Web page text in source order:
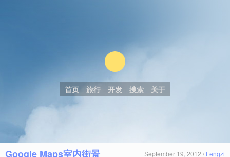
首页 旅行 开发 搜索 关于
Google Maps室内街景 September 19, 2012 / Fengzi